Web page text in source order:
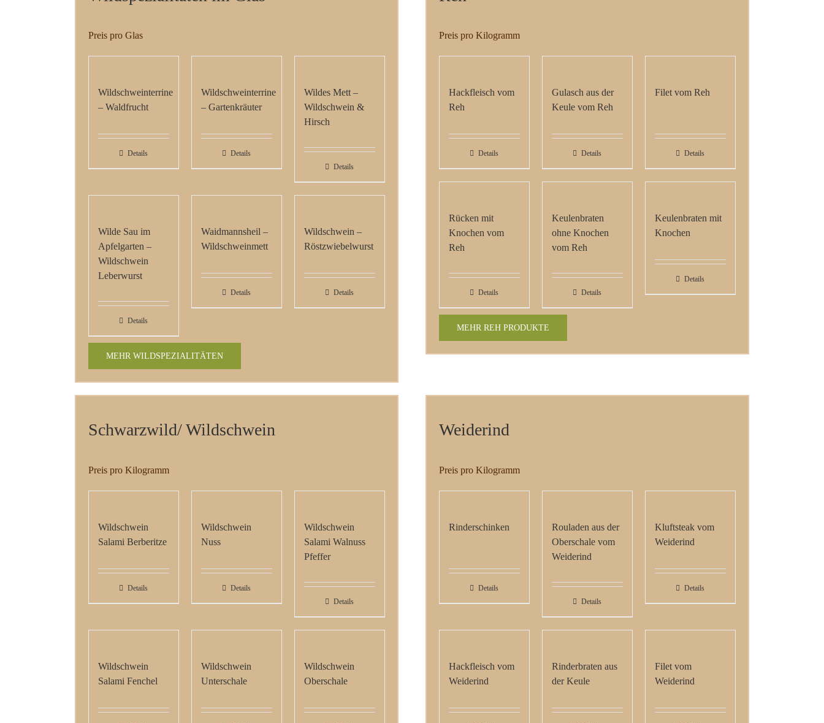
Preis pro Glas
Wildschweinterrine
– Waldfrucht
Details
Wildschweinterrine
– Gartenkräuter
Details
Wildes Mett –
Wildschwein &
Hirsch
Details
Wilde Sau im
Apfelgarten –
Wildschwein
Leberwurst
Details
Waidmannsheil –
Wildschweinmett
Details
Wildschwein –
Röstzwiebelwurst
Details
MEHR WILDSPEZIALITÄTEN
Preis pro Kilogramm
Hackfleisch vom
Reh
Details
Gulasch aus der
Keule vom Reh
Details
Filet vom Reh
Details
Rücken mit
Knochen vom
Reh
Details
Keulenbraten
ohne Knochen
vom Reh
Details
Keulenbraten mit
Knochen
Details
MEHR REH PRODUKTE
Schwarzwild/ Wildschwein
Preis pro Kilogramm
Wildschwein
Salami Berberitze
Details
Wildschwein
Nuss
Details
Wildschwein
Salami Walnuss
Pfeffer
Details
Wildschwein
Salami Fenchel
Wildschwein
Unterschale
Wildschwein
Oberschale
Weiderind
Preis pro Kilogramm
Rinderschinken
Details
Rouladen aus der
Oberschale vom
Weiderind
Details
Kluftsteak vom
Weiderind
Details
Hackfleisch vom
Weiderind
Rinderbraten aus
der Keule
Filet vom
Weiderind